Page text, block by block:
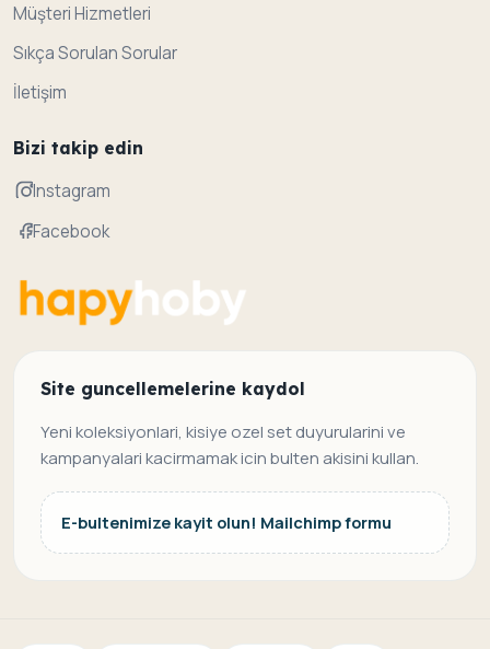
Müşteri Hizmetleri
Sıkça Sorulan Sorular
İletişim
Bizi takip edin
Instagram
Facebook
Site guncellemelerine kaydol
Yeni koleksiyonlari, kisiye ozel set duyurularini ve
kampanyalari kacirmamak icin bulten akisini kullan.
E-bultenimize kayit olun! Mailchimp formu